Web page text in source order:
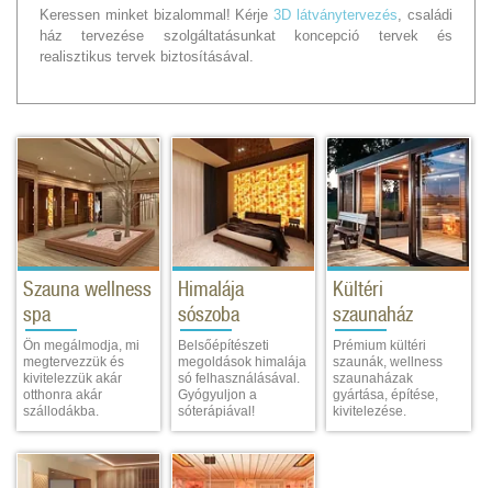
Keressen minket bizalommal! Kérje3D látványtervezés, családi
ház tervezése szolgáltatásunkat koncepció tervek és
realisztikus tervek biztosításával.
Szauna wellness
spa
Ön megálmodja, mi
megtervezzük és
kivitelezzük akár
otthonra akár
szállodákba.
Himalája
sószoba
Belsőépítészeti
megoldások himalája
só felhasználásával.
Gyógyuljon a
sóterápiával!
Kültéri
szaunaház
Prémium kültéri
szaunák, wellness
szaunaházak
gyártása, építése,
kivitelezése.